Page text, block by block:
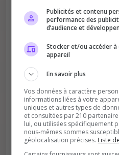
Améliore le
Votre vote aide le
Publicités et contenu
performance des
d’audience et
Stocker et/ou accéder
appareil
En savoir plus
Vos données à caractère
informations liées à votre
uniques et autres types de
et consultées par 210
lui, ou utilisées spécifiquement
nous-mêmes sommes
géolocalisation précises. Liste